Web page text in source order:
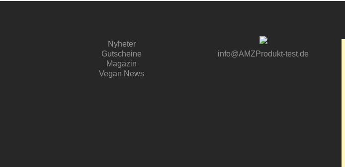
Nyheter
Gutscheine
Magazin
Vegan News
info@AMZProdukt-test.de